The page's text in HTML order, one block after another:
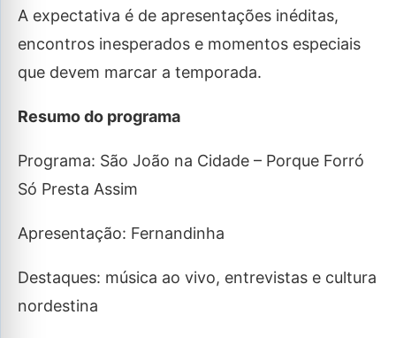
A expectativa é de apresentações inéditas,
encontros inesperados e momentos especiais
que devem marcar a temporada.
Resumo do programa
Programa: São João na Cidade – Porque Forró
Só Presta Assim
Apresentação: Fernandinha
Destaques: música ao vivo, entrevistas e cultura
nordestina